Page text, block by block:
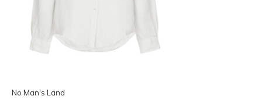
No Man's Land